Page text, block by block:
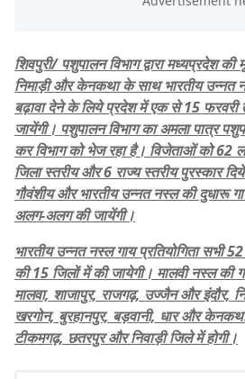
शिवपुरी/ पशुपालन विभाग द्वारा मध्यप्रदेश
निमाड़ी और केनकथा के साथ भारतीय उन्नत
बढ़ावा देने के लिये प्रदेश में एक से 15 फरवरी
जायेंगी। पशुपालन विभाग का अमला पात्र
कर विभाग को भेज रहा है। विजेताओं को 62
जिला स्तरीय और 6 राज्य स्तरीय पुरस्कार
गौवंशीय और भारतीय उन्नत नस्ल की दुधारू
अलग-अलग की जायेंगी।
भारतीय उन्नत नस्ल गाय प्रतियोगिता सभी
की 15 जिलों में की जायेगी। मालवी नस्ल की
मालवा, शाजापुर, राजगढ़, उज्जैन और इंदौर,
खरगोन, बुरहानपुर, बड़वानी, धार और
टीकमगढ़, छतरपुर और निवाड़ी जिले में होगी।